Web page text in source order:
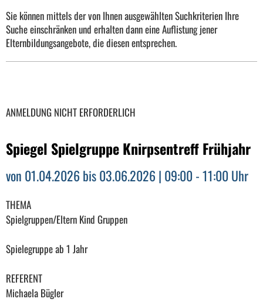
Sie können mittels der von Ihnen ausgewählten Suchkriterien Ihre
Suche einschränken und erhalten dann eine Auflistung jener
Elternbildungsangebote, die diesen entsprechen.
ANMELDUNG NICHT ERFORDERLICH
Spiegel Spielgruppe Knirpsentreff Frühjahr
von 01.04.2026 bis 03.06.2026 | 09:00 - 11:00 Uhr
THEMA
Spielgruppen/Eltern Kind Gruppen
Spielegruppe ab 1 Jahr
REFERENT
Michaela Bügler